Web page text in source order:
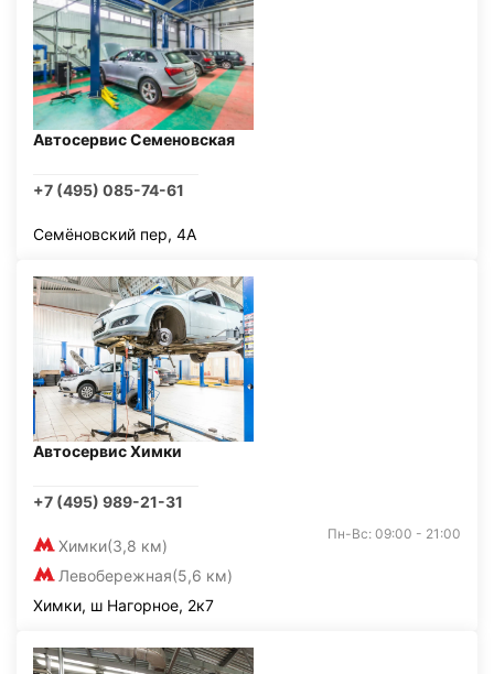
Автосервис Семеновская
+7 (495) 085-74-61
Семёновский пер, 4А
Автосервис Химки
+7 (495) 989-21-31
Химки(3,8 км)
Левобережная(5,6 км)
Пн-Вс: 09:00 - 21:00
Химки, ш Нагорное, 2к7